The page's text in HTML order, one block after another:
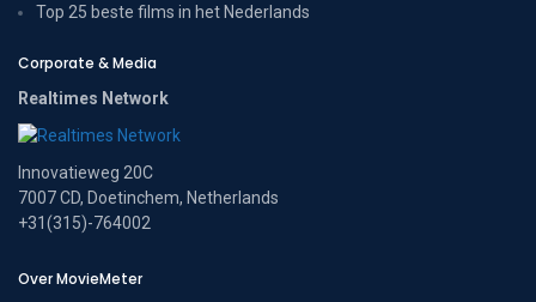
Top 25 beste films in het Nederlands
Corporate & Media
Realtimes Network
Innovatieweg 20C
7007 CD, Doetinchem, Netherlands
+31(315)-764002
Over MovieMeter